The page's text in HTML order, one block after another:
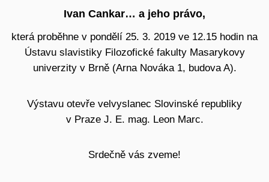
Ivan Cankar… a jeho právo,
která proběhne v pondělí 25. 3. 2019 ve 12.15 hodin na
Ústavu slavistiky Filozofické fakulty Masarykovy
univerzity v Brně (Arna Nováka 1, budova A).
Výstavu otevře velvyslanec Slovinské republiky
v Praze J. E. mag. Leon Marc.
Srdečně vás zveme!